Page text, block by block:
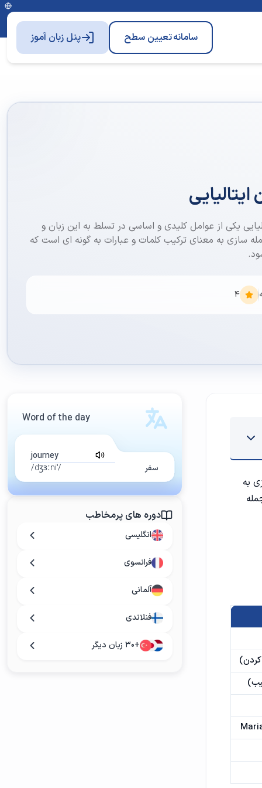
سامانهتعیین سطح پنل زبان آموز
یکی از عوامل کلیدی و اساسی در تسلط به این زبان و
سازی به معنای ترکیب کلمات و عبارات به گونه ای است که
4
به
Word of the day
journey
سفر
/ˈdʒɜːni/
دوره های پرمخاطب
انگلیسی
فرانسوی
آلمانی
فنلاندی
+۳۰ زبان دیگر